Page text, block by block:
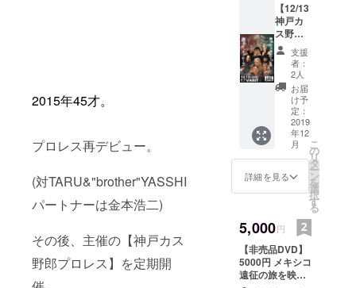
2015年45才。
プロレス再デビュー。
(対TARU&"brother"YASSHI
パートナーは金本浩二)
その後、主催の【神戸カス
野郎プロレス】を定期開
【12/13
神戸カ
ス野郎
チケッ
ト】
5000円
お礼の
メール
遠征
後、初
の試合
新しい
プロレ
スラー
『藤永
露​​ チ
ケット
（12/13
日神戸
カス野
支援
者：
2人
お届
け予
定：
2019
年12
月
詳細を見る
こ
の
リ
タ
ー
ン
を
選
択
す
る
5,000円
【非売品DVD】
5000円 メキシコ
遠征の旅を映像